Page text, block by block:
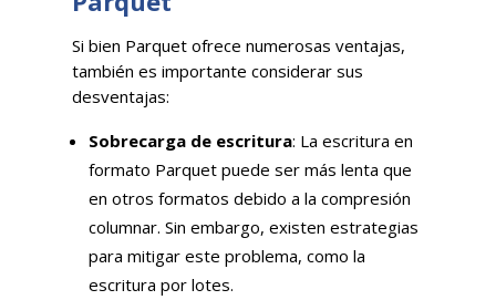
Si bien Parquet ofrece numerosas ventajas,
también es importante considerar sus
desventajas:
Sobrecarga de escritura: La escritura en
formato Parquet puede ser más lenta que
en otros formatos debido a la compresión
columnar. Sin embargo, existen estrategias
para mitigar este problema, como la
escritura por lotes.